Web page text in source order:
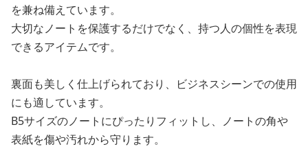
を兼ね備えています。
大切なノートを保護するだけでなく、持つ人の個性を表現
できるアイテムです。
裏面も美しく仕上げられており、ビジネスシーンでの使用
にも適しています。
B5サイズのノートにぴったりフィットし、ノートの角や
表紙を傷や汚れから守ります。